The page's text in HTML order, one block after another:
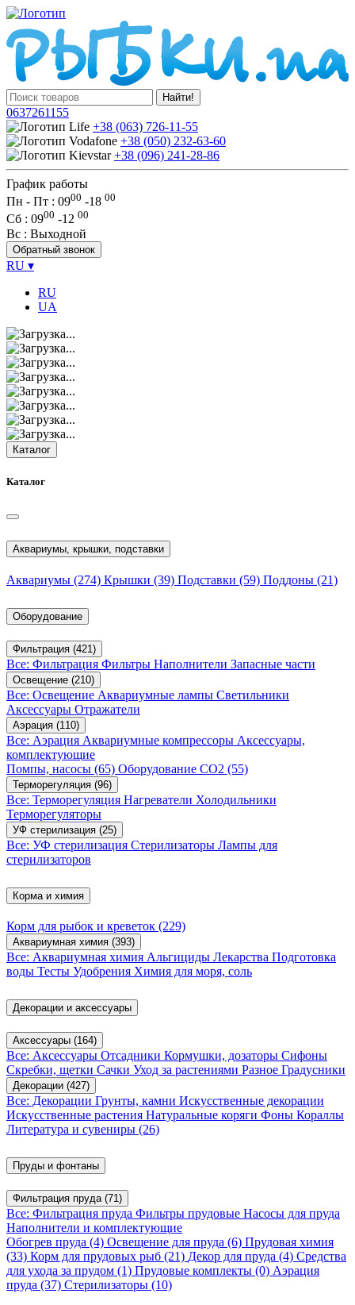
Найти!
0637261155
+38 (063) 726-11-55
+38 (050) 232-63-60
+38 (096) 241-28-86
График работы
Пн - Пт : 0900 -18 00
Сб : 0900 -12 00
Вс : Выходной
Обратный звонок
RU ▾
RU
UA
Каталог
Каталог
Аквариумы, крышки, подставки
Аквариумы (274) Крышки (39) Подставки (59) Поддоны (21)
Оборудование
Фильтрация (421)
Все: Фильтрация Фильтры Наполнители Запасные части
Освещение (210)
Все: Освещение Аквариумные лампы Светильники
Аксессуары Отражатели
Аэрация (110)
Все: Аэрация Аквариумные компрессоры Аксессуары,
комплектующие
Помпы, насосы (65) Оборудование CO2 (55)
Терморегуляция (96)
Все: Терморегуляция Нагреватели Холодильники
Терморегуляторы
УФ стерилизация (25)
Все: УФ стерилизация Стерилизаторы Лампы для
стерилизаторов
Корма и химия
Корм для рыбок и креветок (229)
Аквариумная химия (393)
Все: Аквариумная химия Альгициды Лекарства Подготовка
воды Тесты Удобрения Химия для моря, соль
Декорации и аксессуары
Аксессуары (164)
Все: Аксессуары Отсадники Кормушки, дозаторы Сифоны
Скребки, щетки Сачки Уход за растениями Разное Градусники
Декорации (427)
Все: Декорации Грунты, камни Искусственные декорации
Искусственные растения Натуральные коряги Фоны Кораллы
Литература и сувениры (26)
Пруды и фонтаны
Фильтрация пруда (71)
Все: Фильтрация пруда Фильтры прудовые Насосы для пруда
Наполнители и комплектующие
Обогрев пруда (4) Освещение для пруда (6) Прудовая химия
(33) Корм для прудовых рыб (21) Декор для пруда (4) Средства
для ухода за прудом (1) Прудовые комплекты (0) Аэрация
пруда (37) Стерилизаторы (10)